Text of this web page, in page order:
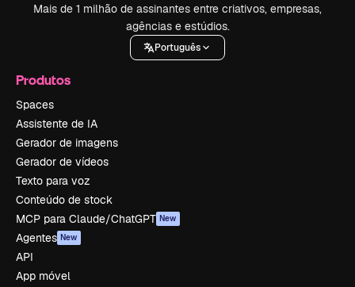
Mais de 1 milhão de assinantes entre criativos, empresas,
agências e estúdios.
Português
Produtos
Spaces
Assistente de IA
Gerador de imagens
Gerador de vídeos
Texto para voz
Conteúdo de stock
MCP para Claude/ChatGPT New
Agentes New
API
App móvel